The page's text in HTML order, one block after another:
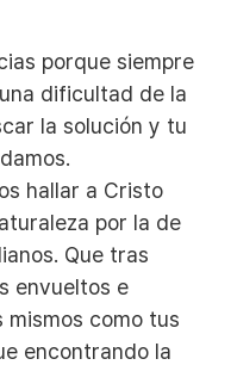
porque siempre
dificultad de la
la solución y tu
hallar a Cristo
por la de
Que tras
envueltos e
como tus
encontrando la